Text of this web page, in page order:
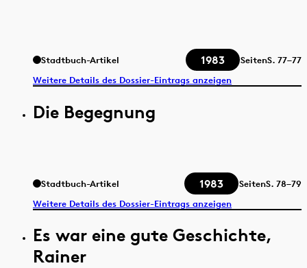
Stadtbuch-Artikel 1983 SeitenS. 77–77
Weitere Details des Dossier-Eintrags anzeigen
Die Begegnung
Stadtbuch-Artikel 1983 SeitenS. 78–79
Weitere Details des Dossier-Eintrags anzeigen
Es war eine gute Geschichte,
Rainer